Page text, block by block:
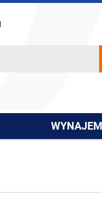
WYNAJEM